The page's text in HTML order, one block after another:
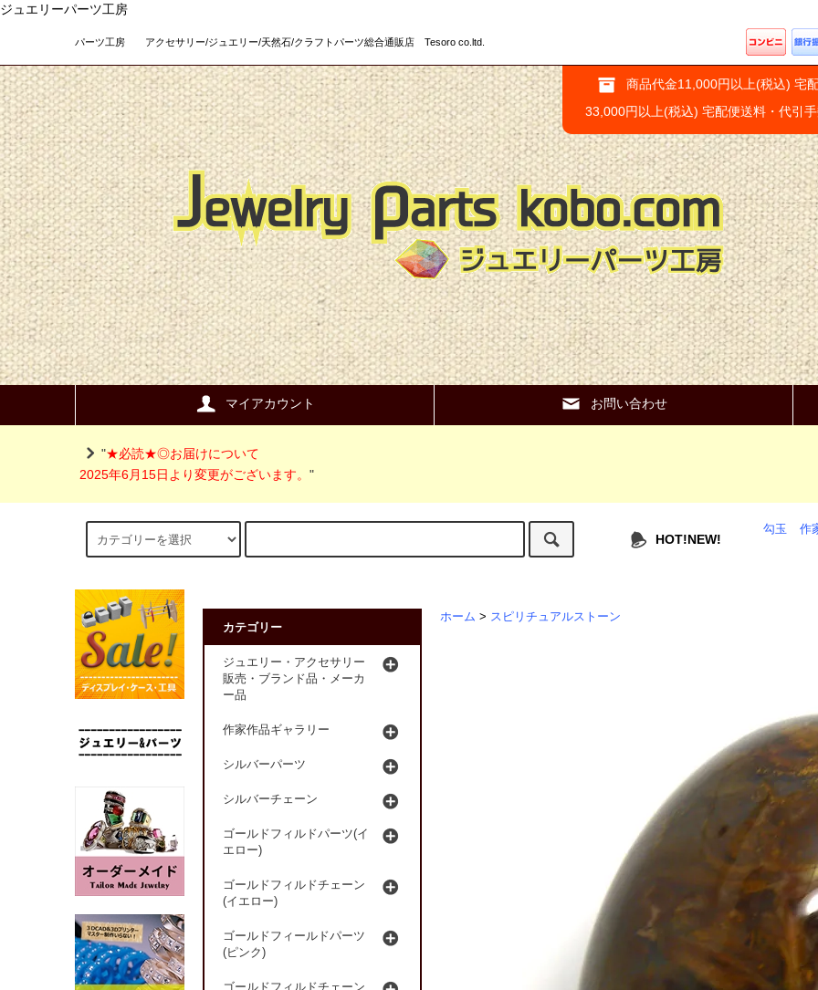
ジュエリーパーツ工房
パーツ工房 アクセサリー/ジュエリー/天然石/クラフトパーツ総合通販店 Tesoro co.ltd.
商品代金11,000円以上(税込) 宅
33,000円以上(税込) 宅配便送料・代引
マイアカウント お問い合わせ
"★必読★◎お届けについて
2025年6月15日より変更がございます。 "
HOT!NEW!
勾玉 作
ホーム > スピリチュアルストーン
カテゴリー
ジュエリー・アクセサリー
販売・ブランド品・メーカ
ー品
作家作品ギャラリー
シルバーパーツ
シルバーチェーン
ゴールドフィルドパーツ(イ
エロー)
ゴールドフィルドチェーン
(イエロー)
ゴールドフィールドパーツ
(ピンク)